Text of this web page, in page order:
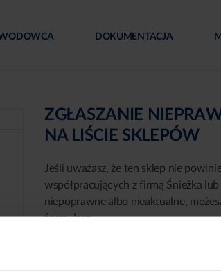
DOKUMENTACJA
ZGŁASZANIE
NA LIŚCIE SKLEPÓW
Jeśli uważasz, że ten sklep nie
współpracujących z firmą Śnieżka
niepoprawne albo nieaktualne,
formularz: